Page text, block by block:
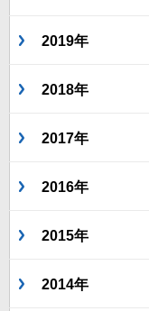
2019年
2018年
2017年
2016年
2015年
2014年